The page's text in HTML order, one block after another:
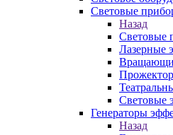
Световые
Назад
Световые
Лазерные
Световые
Генераторы
Назад